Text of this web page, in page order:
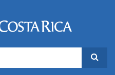
BÚSQUEDA